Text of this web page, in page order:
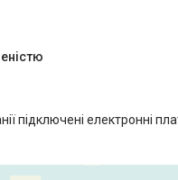
підключені електронні